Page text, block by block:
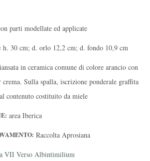
parti modellate ed applicate
h. 30 cm; d. orlo 12,2 cm; d. fondo 10,9 cm
in ceramica comune di colore arancio con
Sulla spalla, iscrizione ponderale graffita
contenuto costituito da miele
area Iberica
Raccolta Aprosiana
VII Verso Albintimilium